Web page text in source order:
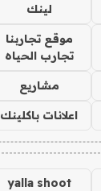
لينك
موقع تجاربنا
تجارب الحياه
مشاريع
اعلانات باكلينك
yalla shoot